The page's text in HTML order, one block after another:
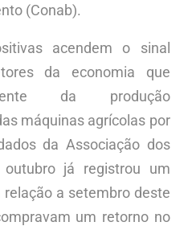
(Conab).
acendem o sinal
da economia que
da produção
máquinas agrícolas por
da Associação dos
outubro já registrou um
a setembro deste
um retorno no